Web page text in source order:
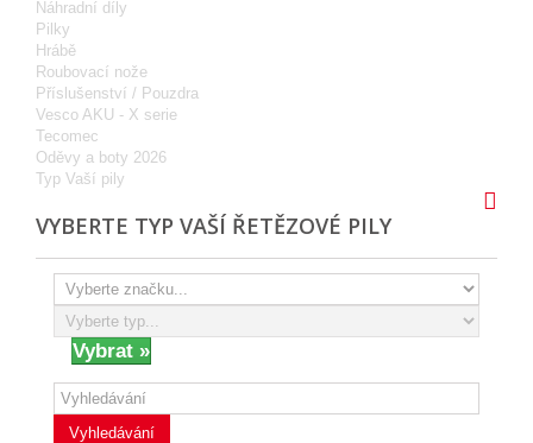
Náhradní díly
Pilky
Hrábě
Roubovací nože
Příslušenství / Pouzdra
Vesco AKU - X serie
Tecomec
Oděvy a boty 2026
Typ Vaší pily
VYBERTE TYP VAŠÍ ŘETĚZOVÉ PILY
Vyhledávání